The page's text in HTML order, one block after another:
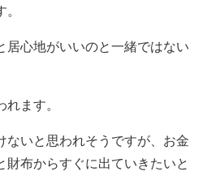
居心地がいいのと一緒ではない
れます。
ないと思われそうですが、お金
財布からすぐに出ていきたいと